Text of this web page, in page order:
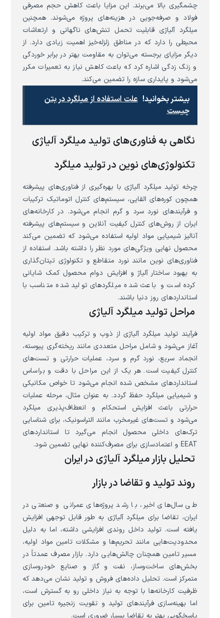
چشمگیری بالا می‌برند. این مزایا باعث کاهش حجم مصرفی
فولاد و صرفه‌جویی در هزینه‌های پروژه می‌شوند. همچنین
میلگرد آلیاژی قابلیت تحمل تنش‌های ناگهانی و ارتعاشات
محیطی را دارد که در مناطق زلزله‌خیز اهمیت زیادی دارد. از
دیگر مزایای برجسته می‌توان به مقاومت بهتر در برابر خوردگی
و زنگ زدگی اشاره کرد که باعث کاهش نیاز به تعمیرات مکرر
می‌شود و پایداری سازه را تضمین می‌کند.
بیشتر بخوانید! علت استفاده از میلگرد در بتن
چیست
نگاهی به فناوری‌های تولید میلگرد آلیاژی
تکنولوژی‌های نوین در تولید میلگرد
چرخه تولید میلگرد آلیاژی با بهره‌گیری از فناوری‌های پیشرفته
همچون کوره‌های القایی، سیستم‌های کنترل اتوماتیک ترکیبات
و فرآیندهای نورد سرد و گرم انجام می‌شود. در کارخانه‌های
ایران از روش‌های کنترل کیفیت آنلاین و سیستم‌های پیشرفته
آنالیز شیمیایی مواد اولیه استفاده می‌شود که تضمین می‌کند
محصول نهایی ویژگی‌های مورد نظر را داشته باشد. استفاده از
فناوری‌های نوین مانند نورد متقاطع و تکنولوژی تیتان‌گذاری
به بهبود ساختار آلیاژ و افزایش دوام محصول کمک شایانی
کرده است و باعث شده میلگردهای تولید شده متناسب با
استانداردهای روز دنیا باشند.
مراحل تولید میلگرد آلیاژی
فرآیند تولید میلگرد آلیاژی از ذوب و ترکیب دقیق مواد اولیه
آغاز می‌شود و شامل مراحل متعددی مانند ریخته‌گری پیوسته،
انجماد سریع، نورد گرم و سرد، عملیات حرارتی و تست‌های
کنترل کیفیت است. هر یک از این مراحل با دقت و براساس
استانداردهای مشخص شده انجام می‌شود تا خواص مکانیکی
و شیمیایی میلگرد حفظ گردد. به عنوان مثال، مرحله عملیات
حرارتی باعث افزایش استحکام و انعطاف‌پذیری میلگرد
می‌شود و تست‌های غیرمخرب مانند التراسونیک، برای شناسایی
ترک‌های داخلی محصول انجام می‌گیرد تا استانداردهای
EEAT و اعتمادسازی برای مصرف‌کننده نهایی تضمین شود.
تحلیل بازار میلگرد آلیاژی در ایران
روند تولید و تقاضا در بازار
طی سال‌های اخیر، با رشد پروژه‌های عمرانی و صنعتی در
ایران، تقاضا برای میلگرد آلیاژی به طور قابل توجهی افزایش
یافته است. تولید داخل روندی افزایشی داشته، اما به دلیل
محدودیت‌هایی مانند تحریم‌ها و مشکلات تامین مواد اولیه،
مسیر تامین همچنان چالش‌هایی دارد. بازار مصرف عمدتاً در
بخش‌های ساخت‌وساز، نفت و گاز و صنایع خودروسازی
متمرکز است. تحلیل داده‌های فروش و تولید نشان می‌دهد که
ظرفیت کارخانه‌ها با توجه به نیاز داخلی رو به گسترش است،
اما بهینه‌سازی فرآیندهای تولید و تقویت زنجیره تامین برای
پاسخگویی بهتر به تقاضا بسیار ضروری است.